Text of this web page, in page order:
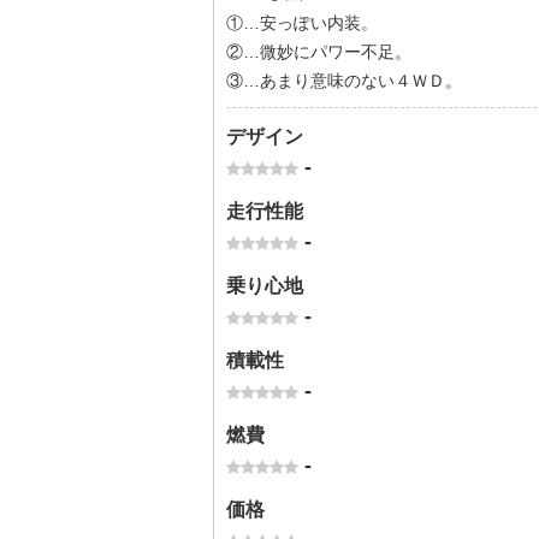
①…安っぽい内装。
②…微妙にパワー不足。
③…あまり意味のない４ＷＤ。
デザイン
-
走行性能
-
乗り心地
-
積載性
-
燃費
-
価格